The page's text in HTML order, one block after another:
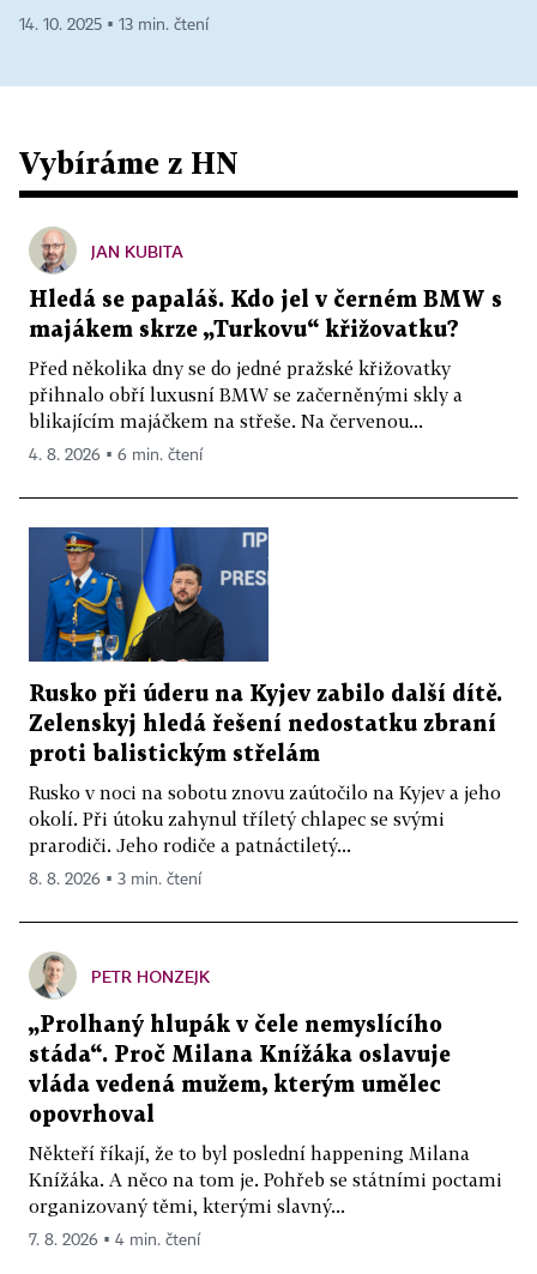
14. 10. 2025 ▪ 13 min. čtení
Vybíráme z HN
JAN KUBITA
Hledá se papaláš. Kdo jel v černém BMW s
majákem skrze „Turkovu“ křižovatku?
Před několika dny se do jedné pražské křižovatky
přihnalo obří luxusní BMW se začerněnými skly a
blikajícím majáčkem na střeše. Na červenou...
4. 8. 2026 ▪ 6 min. čtení
Rusko při úderu na Kyjev zabilo další dítě.
Zelenskyj hledá řešení nedostatku zbraní
proti balistickým střelám
Rusko v noci na sobotu znovu zaútočilo na Kyjev a jeho
okolí. Při útoku zahynul tříletý chlapec se svými
prarodiči. Jeho rodiče a patnáctiletý...
8. 8. 2026 ▪ 3 min. čtení
PETR HONZEJK
„Prolhaný hlupák v čele nemyslícího
stáda“. Proč Milana Knížáka oslavuje
vláda vedená mužem, kterým umělec
opovrhoval
Někteří říkají, že to byl poslední happening Milana
Knížáka. A něco na tom je. Pohřeb se státními poctami
organizovaný těmi, kterými slavný...
7. 8. 2026 ▪ 4 min. čtení